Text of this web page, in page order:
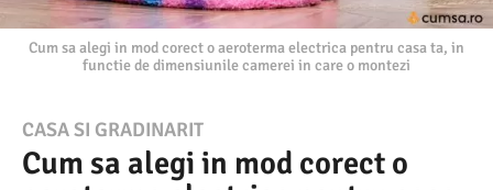
Cum sa alegi in mod corect o aeroterma electrica pentru casa ta, in
functie de dimensiunile camerei in care o montezi
2
3
CASA SI GRADINARIT
Cum sa alegi in mod corect o